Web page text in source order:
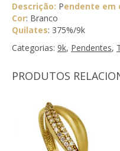
Descrição: Pendente em
Cor: Branco
Quilates: 375%/9k
Categorias: 9k, Pendentes,
PRODUTOS